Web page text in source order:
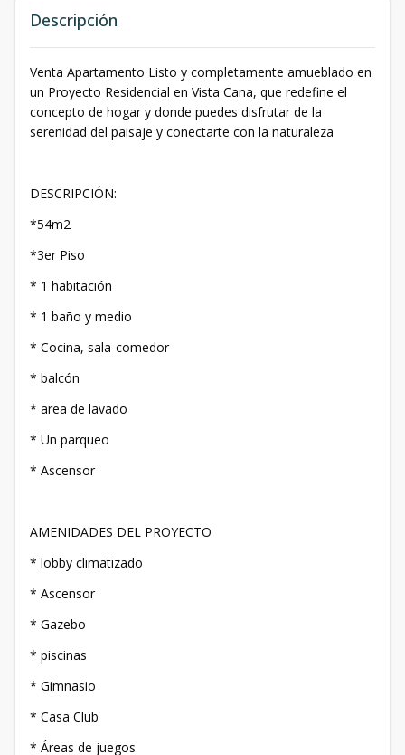
Descripción
Venta Apartamento Listo y completamente amueblado en
un Proyecto Residencial en Vista Cana, que redefine el
concepto de hogar y donde puedes disfrutar de la
serenidad del paisaje y conectarte con la naturaleza
DESCRIPCIÓN:
*54m2
*3er Piso
* 1 habitación
* 1 baño y medio
* Cocina, sala-comedor
* balcón
* area de lavado
* Un parqueo
* Ascensor
AMENIDADES DEL PROYECTO
* lobby climatizado
* Ascensor
* Gazebo
* piscinas
* Gimnasio
* Casa Club
* Áreas de juegos